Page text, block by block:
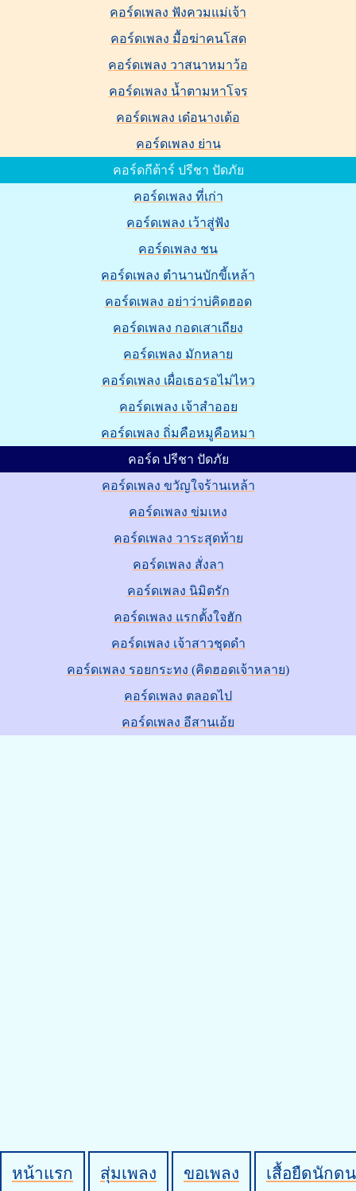
คอร์ดเพลง ฟังควมแม่เจ้า
คอร์ดเพลง มื้อฆ่าคนโสด
คอร์ดเพลง วาสนาหมาว้อ
คอร์ดเพลง น้ำตามหาโจร
คอร์ดเพลง เด๋อนางเด้อ
คอร์ดเพลง ย่าน
คอร์ดกีต้าร์ ปรีชา ปัดภัย
คอร์ดเพลง ที่เก่า
คอร์ดเพลง เว้าสู่ฟัง
คอร์ดเพลง ชน
คอร์ดเพลง ตำนานบักขี้เหล้า
คอร์ดเพลง อย่าว่าบ่คิดฮอด
คอร์ดเพลง กอดเสาเถียง
คอร์ดเพลง มักหลาย
คอร์ดเพลง เผื่อเธอรอไม่ไหว
คอร์ดเพลง เจ้าสำออย
คอร์ดเพลง ถิ่มคือหมูคือหมา
คอร์ด ปรีชา ปัดภัย
คอร์ดเพลง ขวัญใจร้านเหล้า
คอร์ดเพลง ข่มเหง
คอร์ดเพลง วาระสุดท้าย
คอร์ดเพลง สั่งลา
คอร์ดเพลง นิมิตรัก
คอร์ดเพลง แรกตั้งใจฮัก
คอร์ดเพลง เจ้าสาวชุดดำ
คอร์ดเพลง รอยกระทง (คิดฮอดเจ้าหลาย)
คอร์ดเพลง ตลอดไป
คอร์ดเพลง อีสานเอ้ย
หน้าแรก สุ่มเพลง ขอเพลง เสื้อยืดนักด